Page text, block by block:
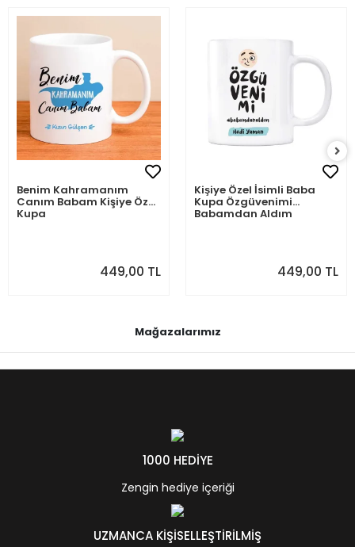
Benim Kahramanım
Canım Babam Kişiye Özel
Kupa
449,00 TL
Kişiye Özel İsimli Baba
Kupa Özgüvenimi
Babamdan Aldım
449,00 TL
Mağazalarımız
1000 HEDİYE
Zengin hediye içeriği
UZMANCA KİŞİSELLEŞTİRİLMİŞ